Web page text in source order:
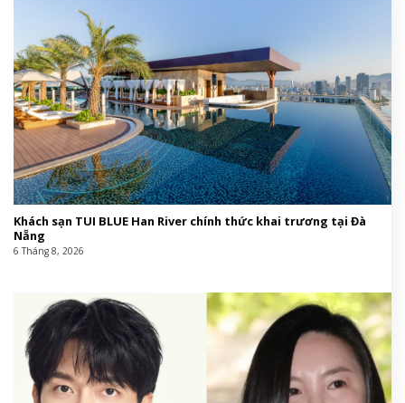
Khách sạn TUI BLUE Han River chính thức khai trương tại Đà
Nẵng
6 Tháng 8, 2026